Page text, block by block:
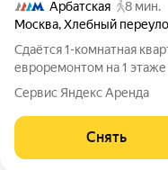
Арбатская
8 мин.
Москва,Хлебный
Сдаётся 1-комнатная
евроремонтом на 1
месяцев. Из техники есть: Телевизор Стиральная машина
Холодильник Кондиционер Микроволновка Дом - кирпичный,
окна выходят во двор. Во
Сервис Яндекс Аренда
Снять